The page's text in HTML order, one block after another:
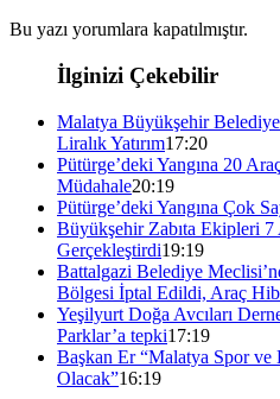
Bu yazı yorumlara kapatılmıştır.
İlginizi Çekebilir
Malatya Büyükşehir
Liralık Yatırım17:20
Pütürge’deki Yangına 20
Müdahale20:19
Pütürge’deki Yangına Çok
Büyükşehir Zabıta Ekipleri
Gerçekleştirdi19:19
Battalgazi Belediye
Bölgesi İptal Edildi, Araç
Yeşilyurt Doğa Avcıları
Parklar’a tepki17:19
Başkan Er “Malatya Spor ve
Olacak”16:19